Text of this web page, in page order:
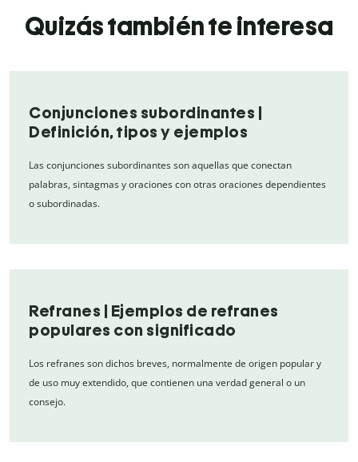
Quizás también te interesa
Conjunciones subordinantes |
Definición, tipos y ejemplos
Las conjunciones subordinantes son aquellas que conectan
palabras, sintagmas y oraciones con otras oraciones dependientes
o subordinadas.
Refranes | Ejemplos de refranes
populares con significado
Los refranes son dichos breves, normalmente de origen popular y
de uso muy extendido, que contienen una verdad general o un
consejo.